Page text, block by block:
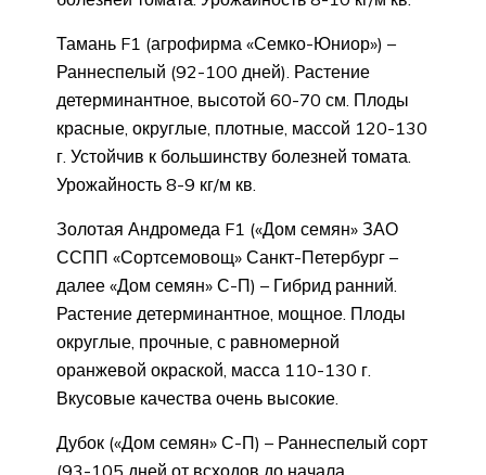
Тамань F1 (агрофирма «Семко-Юниор») –
Раннеспелый (92-100 дней). Растение
детерминантное, высотой 60-70 см. Плоды
красные, округлые, плотные, массой 120-130
г. Устойчив к большинству болезней томата.
Урожайность 8-9 кг/м кв.
Золотая Андромеда F1 («Дом семян» ЗАО
ССПП «Сортсемовощ» Санкт-Петербург –
далее «Дом семян» С-П) – Гибрид ранний.
Растение детерминантное, мощное. Плоды
округлые, прочные, с равномерной
оранжевой окраской, масса 110-130 г.
Вкусовые качества очень высокие.
Дубок («Дом семян» С-П) – Раннеспелый сорт